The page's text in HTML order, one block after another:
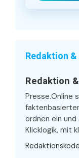
Redaktion &
Redaktion
Presse.Online
ordnen ein und
Klicklogik, mit